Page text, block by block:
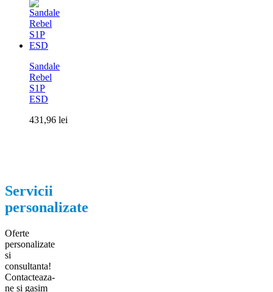
Sandale
Rebel
S1P
ESD
431,96 lei
Servicii
personalizate
Oferte
personalizate
si
consultanta!
Contacteaza-
ne si gasim